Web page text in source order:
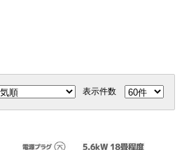
表示件数